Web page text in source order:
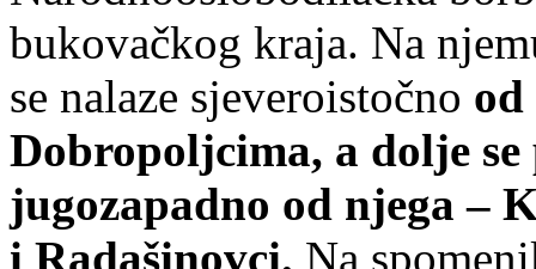
bukovačkog kraja. Na
se nalaze sjeveroistočno
Dobropoljcima, a dolje se
jugozapadno od njega –
i Radašinovci. Na